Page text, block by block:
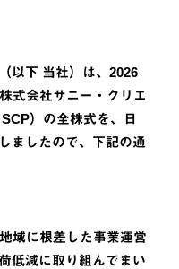
以下 当社）は、2026
式会社サニー・クリエ
）の全株式を、日
ましたので、下記の通
域に根差した事業運営
低減に取り組んでまい